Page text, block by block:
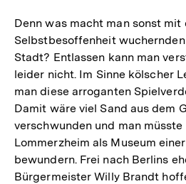
Denn was macht man sonst mit
Selbstbesoffenheit
Stadt? Entlassen kann man
leider nicht. Im Sinne kölscher
man diese arroganten
Damit wäre viel Sand aus dem
verschwunden und man
Lommerzheim als Museum
bewundern. Frei nach Berlins
Bürgermeister Willy Brandt